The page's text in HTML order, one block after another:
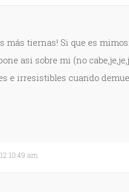
más tiernas! Si que es
asi sobre mi (no
e irresistibles cuando
10:49 am